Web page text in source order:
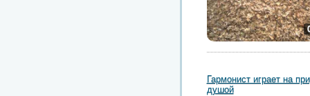
Гармонист играет на
душой